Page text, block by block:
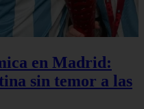
en Madrid:
sin temor a las